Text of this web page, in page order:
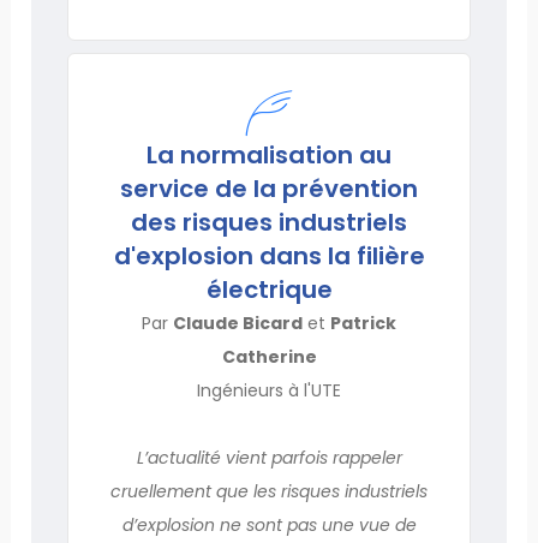
La normalisation au
service de la prévention
des risques industriels
d'explosion dans la filière
électrique
Par Claude Bicard et Patrick
Catherine
Ingénieurs à l'UTE
L’actualité vient parfois rappeler
cruellement que les risques industriels
d’explosion ne sont pas une vue de